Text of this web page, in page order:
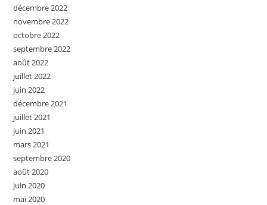
décembre 2022
novembre 2022
octobre 2022
septembre 2022
août 2022
juillet 2022
juin 2022
décembre 2021
juillet 2021
juin 2021
mars 2021
septembre 2020
août 2020
juin 2020
mai 2020